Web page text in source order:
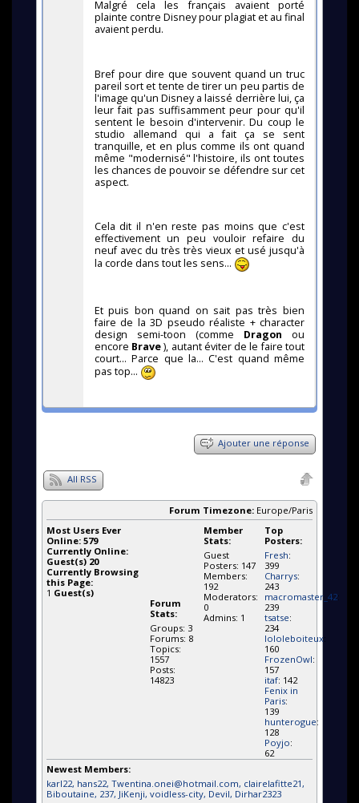
Malgré cela les français avaient porté
plainte contre Disney pour plagiat et au final
avaient perdu.
Bref pour dire que souvent quand un truc
pareil sort et tente de tirer un peu partis de
l'image qu'un Disney a laissé derrière lui, ça
leur fait pas suffisamment peur pour qu'il
sentent le besoin d'intervenir. Du coup le
studio allemand qui a fait ça se sent
tranquille, et en plus comme ils ont quand
même "modernisé" l'histoire, ils ont toutes
les chances de pouvoir se défendre sur cet
aspect.
Cela dit il n'en reste pas moins que c'est
effectivement un peu vouloir refaire du
neuf avec du très très vieux et usé jusqu'à
la corde dans tout les sens...
Et puis bon quand on sait pas très bien
faire de la 3D pseudo réaliste + character
design semi-toon (comme Dragon ou
encore Brave), autant éviter de le faire tout
court... Parce que la... C'est quand même
pas top...
Ajouter une réponse
All RSS
Forum Timezone: Europe/Paris
Most Users Ever
Online: 579
Currently Online:
Guest(s)20
Currently Browsing
this Page:
1 Guest(s)
Top
Posters:
Fresh:
399
Charrys:
243
macromaster_42:
239
tsatse:
234
lololeboiteux:
160
FrozenOwl:
157
itaf: 142
Fenix in
Paris:
139
hunterogue:
128
Poyjo:
62
Member
Stats:
Guest
Posters: 147
Members:
192
Moderators:
0
Admins: 1
Forum
Stats:
Groups: 3
Forums: 8
Topics:
1557
Posts:
14823
Newest Members:
karl22, hans22, Twentina.onei@hotmail.com, clairelafitte21 ,
Biboutaine, 237, JiKenji, voidless-city, Devil, Dirhar2323